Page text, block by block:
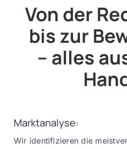
Von der
bis zur
– alles
Marktanalyse:
Wir identifizieren die